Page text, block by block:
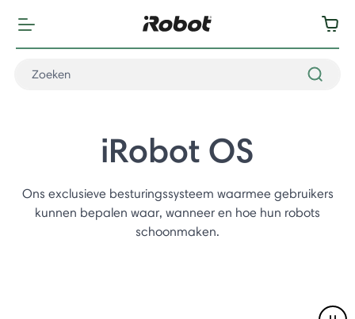
iRobot OS
Ons exclusieve besturingssysteem waarmee gebruikers
kunnen bepalen waar, wanneer en hoe hun robots
schoonmaken.